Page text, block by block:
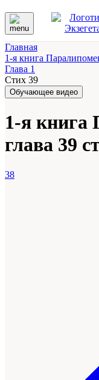
Главная
1-я книга
Глава 1
Стих 39
Обучающее видео
1-я книга
глава 39
38